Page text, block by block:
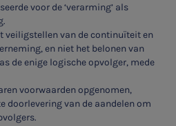
voor de ‘verarming’ als
veiligstellen van de continuïteit en
en niet het belonen van
de enige logische opvolger, mede
voorwaarden opgenomen,
doorlevering van de aandelen om